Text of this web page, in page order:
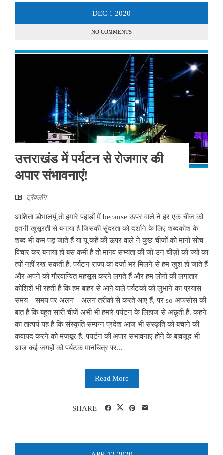
DEC 1 2020
NO COMMENTS
उत्तराखंड में पर्यटन से रोजगार की
अपार संभावनाएं!
ट्रैवलॉग
आशिता डोभालयूं तो हमारे पहाड़ों में because ऊपर वाले ने हर एक चीज को
इतनी खूसूरती से बनाया है जिसकी सुंदरता को दर्शाने के लिए शब्दकोश के
शब्द भी कम पड़ जाते हैं या यूं कहें की ऊपर वाले ने कुछ चीजों को मानो सोच
विचार कर बनाया हो बस कमी है तो मानव सभ्यता की जो उन चीज़ों को ज्यों का
त्यों नहीं रख सकती है. पर्यटन राज्य का दर्जा भर मिलने से हम खुश हो जाते हैं
और अपने को गौरवान्वित महसूस करने लगते हैं और हम लोगों की लगातार
कोशिशें भी रहती हैं कि हम बाहर से आने वाले पर्यटकों को लुभाने का प्रयास
समय—समय पर अलग—अलग तरीकों से करते आए हैं, पर so अफसोस की
बात है कि बहुत सारी चीजें अभी भी हमारे पर्यटन के लिहाज से अछूती हैं. कहने
का तात्पर्य यह है कि संस्कृति सम्पन्न प्रदेश आज भी संस्कृति को बचाने की
कवायद करने को मजबूर है. पयर्टन की अपार संभावनाएं होने के बावजूद भी
आज कई जगहों को पर्यटक मानचित्र पर...
Read More
SHARE